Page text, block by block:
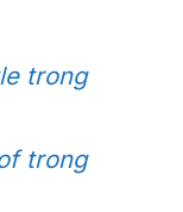
trong
trong